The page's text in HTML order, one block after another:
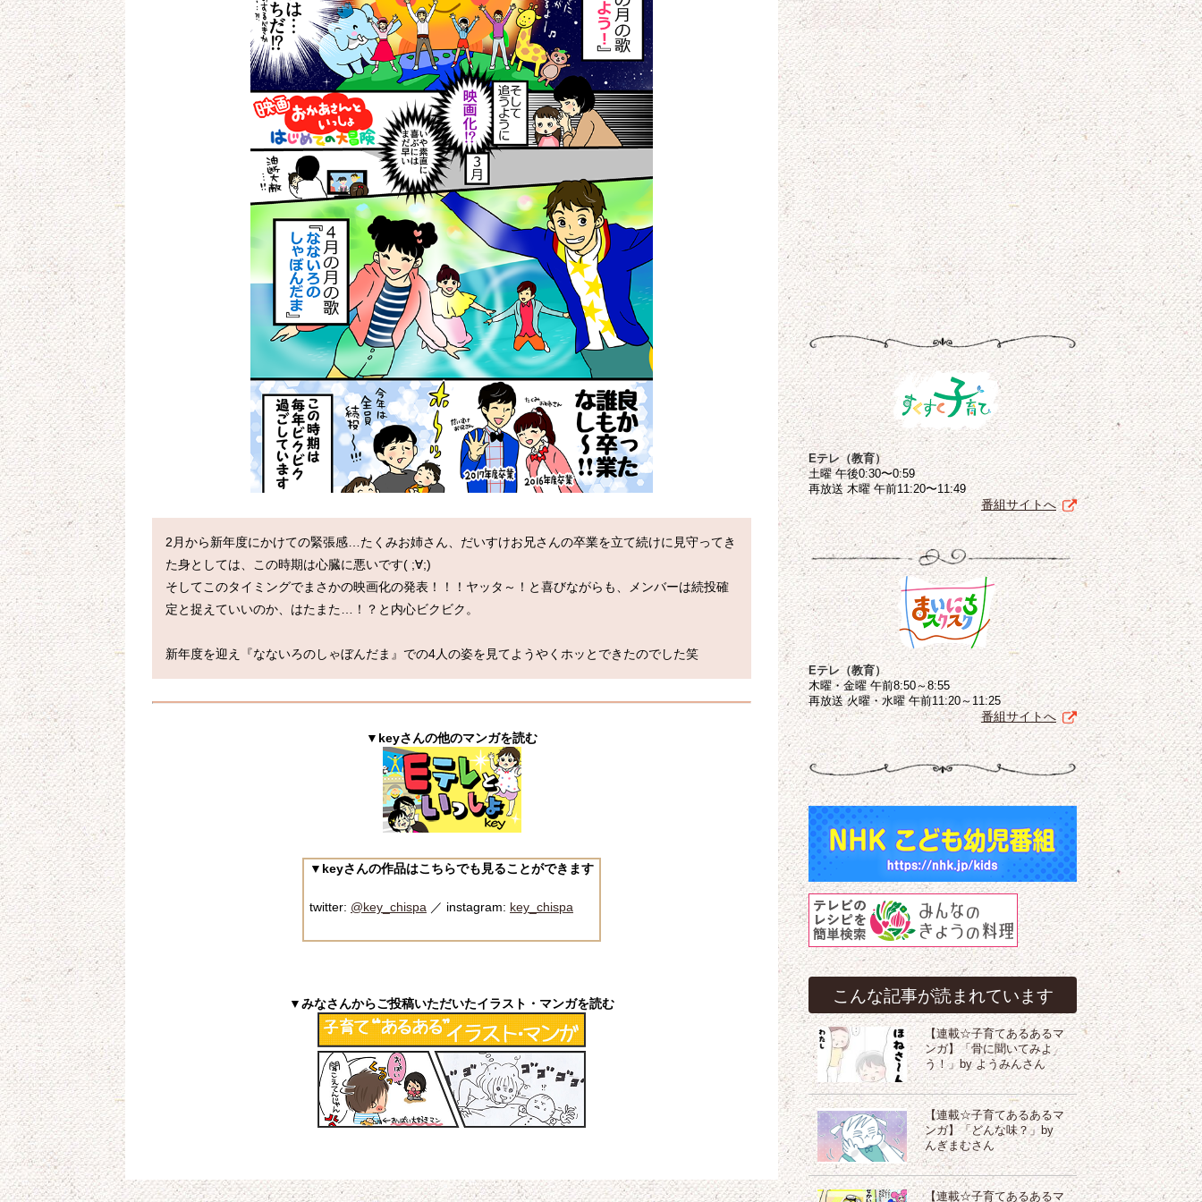
2月から新年度にかけての緊張感…たくみお姉さん、だいすけお兄さんの卒業を立て続けに見守ってき
た身としては、この時期は心臓に悪いです( ;∀;)
そしてこのタイミングでまさかの映画化の発表！！！ヤッタ～！と喜びながらも、メンバーは続投確
定と捉えていいのか、はたまた…！？と内心ビクビク。
▼keyさんの他のマンガを読む
▼keyさんの作品はこちらでも見ることができます
twitter: @key_chispa ／ instagram: key_chispa
▼みなさんからご投稿いただいたイラスト・マンガを読む
Eテレ（教育）
土曜 午後0:30〜0:59
再放送 木曜 午前11:20〜11:49
番組サイトへ
Eテレ（教育）
木曜・金曜 午前8:50～8:55
再放送 火曜・水曜 午前11:20～11:25
番組サイトへ
こんな記事が読まれています
【連載☆子育てあるあるマ
ンガ】「骨に聞いてみよ
う！」by ようみんさん
【連載☆子育てあるあるマ
ンガ】「どんな味？」by
んぎまむさん
【連載☆子育てあるあるマ